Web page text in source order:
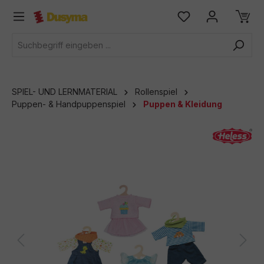
springen
SPIEL- UND LERNMATERIAL
Rollenspiel
Puppen- & Handpuppenspiel
Puppen & Kleidung